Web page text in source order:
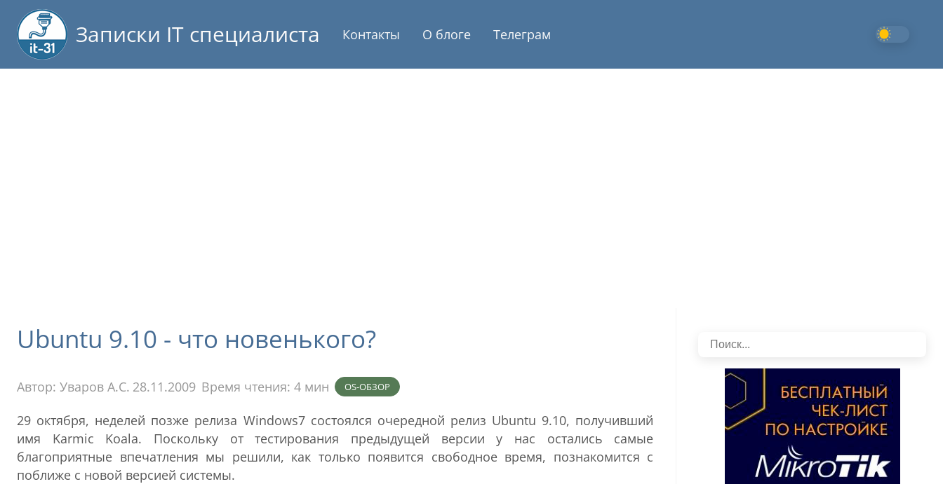
Записки IT специалиста Контакты О блоге Телеграм
Ubuntu 9.10 - что новенького?
Автор: Уваров А.С. 28.11.2009 Время чтения: 4 мин OS-ОБЗОР
29 октября, неделей позже релиза Windows7 состоялся очередной релиз Ubuntu 9.10, получивший
имя Karmic Koala. Поскольку от тестирования предыдущей версии у нас остались самые
благоприятные впечатления мы решили, как только появится свободное время, познакомится с
поближе с новой версией системы.